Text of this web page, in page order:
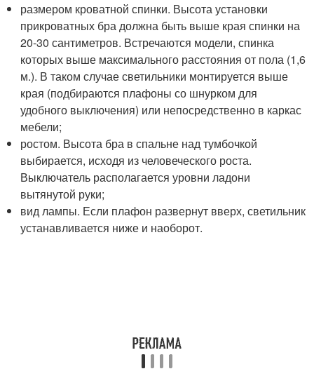
размером кроватной спинки. Высота установки
прикроватных бра должна быть выше края спинки на
20-30 сантиметров. Встречаются модели, спинка
которых выше максимального расстояния от пола (1,6
м.). В таком случае светильники монтируется выше
края (подбираются плафоны со шнурком для
удобного выключения) или непосредственно в каркас
мебели;
ростом. Высота бра в спальне над тумбочкой
выбирается, исходя из человеческого роста.
Выключатель располагается уровни ладони
вытянутой руки;
вид лампы. Если плафон развернут вверх, светильник
устанавливается ниже и наоборот.